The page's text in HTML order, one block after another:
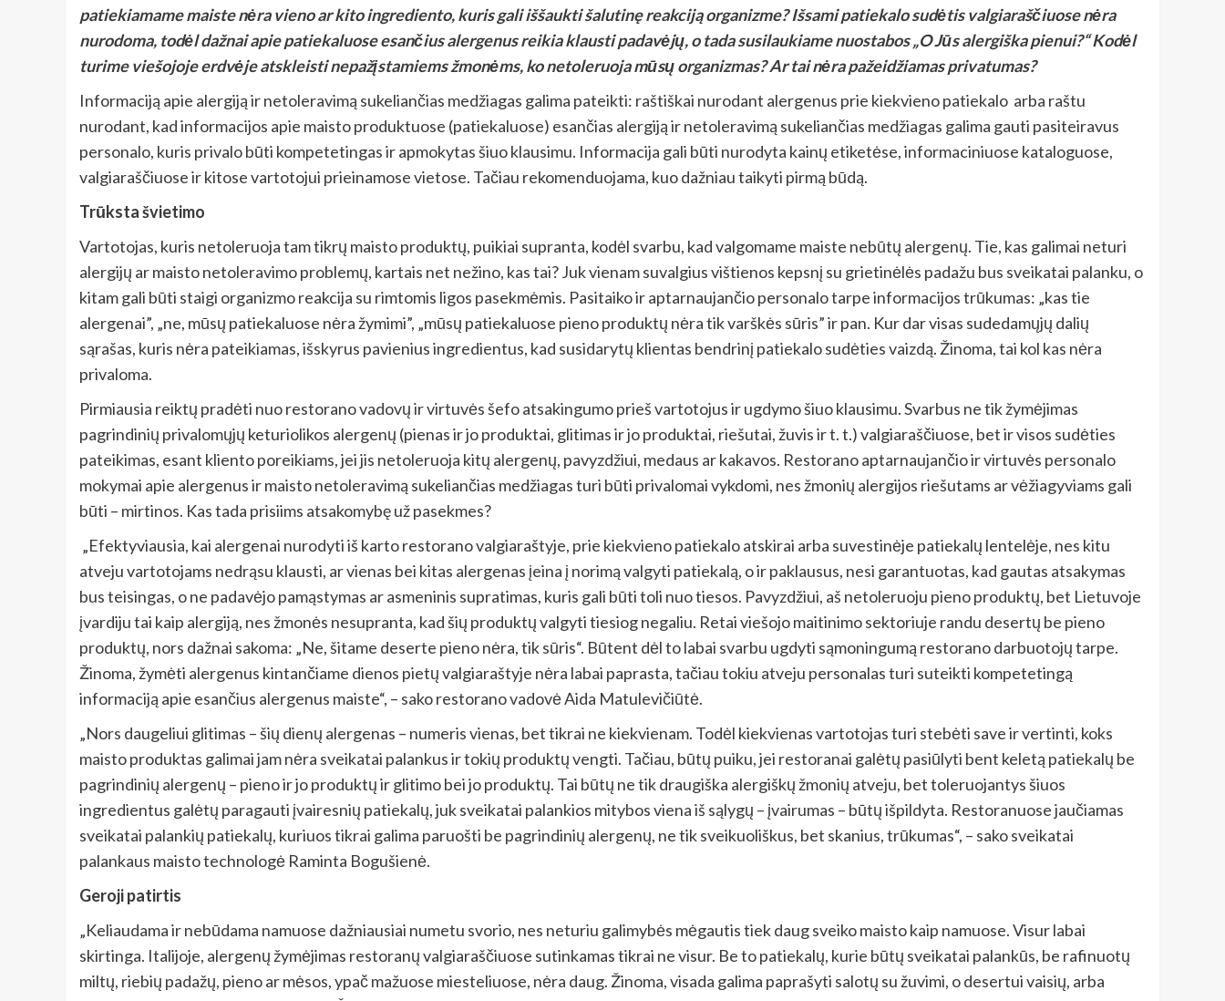
patiekiamame maiste nėra vieno ar kito ingrediento, kuris gali iššaukti šalutinę reakciją organizme? Išsami patiekalo sudėtis valgiaraščiuose nėra
nurodoma, todėl dažnai apie patiekaluose esančius alergenus reikia klausti padavėjų, o tada susilaukiame nuostabos „O Jūs alergiška pienui?“ Kodėl
turime viešojoje erdvėje atskleisti nepažįstamiems žmonėms, ko netoleruoja mūsų organizmas? Ar tai nėra pažeidžiamas privatumas?
Informaciją apie alergiją ir netoleravimą sukeliančias medžiagas galima pateikti: raštiškai nurodant alergenus prie kiekvieno patiekalo arba raštu
nurodant, kad informacijos apie maisto produktuose (patiekaluose) esančias alergiją ir netoleravimą sukeliančias medžiagas galima gauti pasiteiravus
personalo, kuris privalo būti kompetetingas ir apmokytas šiuo klausimu. Informacija gali būti nurodyta kainų etiketėse, informaciniuose kataloguose,
valgiaraščiuose ir kitose vartotojui prieinamose vietose. Tačiau rekomenduojama, kuo dažniau taikyti pirmą būdą.
Trūksta švietimo
Vartotojas, kuris netoleruoja tam tikrų maisto produktų, puikiai supranta, kodėl svarbu, kad valgomame maiste nebūtų alergenų. Tie, kas galimai neturi
alergijų ar maisto netoleravimo problemų, kartais net nežino, kas tai? Juk vienam suvalgius vištienos kepsnį su grietinėlės padažu bus sveikatai palanku, o
kitam gali būti staigi organizmo reakcija su rimtomis ligos pasekmėmis. Pasitaiko ir aptarnaujančio personalo tarpe informacijos trūkumas: „kas tie
alergenai”, „ne, mūsų patiekaluose nėra žymimi”, „mūsų patiekaluose pieno produktų nėra tik varškės sūris” ir pan. Kur dar visas sudedamųjų dalių
sąrašas, kuris nėra pateikiamas, išskyrus pavienius ingredientus, kad susidarytų klientas bendrinį patiekalo sudėties vaizdą. Žinoma, tai kol kas nėra
privaloma.
Pirmiausia reiktų pradėti nuo restorano vadovų ir virtuvės šefo atsakingumo prieš vartotojus ir ugdymo šiuo klausimu. Svarbus ne tik žymėjimas
pagrindinių privalomųjų keturiolikos alergenų (pienas ir jo produktai, glitimas ir jo produktai, riešutai, žuvis ir t. t.) valgiaraščiuose, bet ir visos sudėties
pateikimas, esant kliento poreikiams, jei jis netoleruoja kitų alergenų, pavyzdžiui, medaus ar kakavos. Restorano aptarnaujančio ir virtuvės personalo
mokymai apie alergenus ir maisto netoleravimą sukeliančias medžiagas turi būti privalomai vykdomi, nes žmonių alergijos riešutams ar vėžiagyviams gali
būti – mirtinos. Kas tada prisiims atsakomybę už pasekmes?
„Efektyviausia, kai alergenai nurodyti iš karto restorano valgiaraštyje, prie kiekvieno patiekalo atskirai arba suvestinėje patiekalų lentelėje, nes kitu
atveju vartotojams nedrąsu klausti, ar vienas bei kitas alergenas įeina į norimą valgyti patiekalą, o ir paklausus, nesi garantuotas, kad gautas atsakymas
bus teisingas, o ne padavėjo pamąstymas ar asmeninis supratimas, kuris gali būti toli nuo tiesos. Pavyzdžiui, aš netoleruoju pieno produktų, bet Lietuvoje
įvardiju tai kaip alergiją, nes žmonės nesupranta, kad šių produktų valgyti tiesiog negaliu. Retai viešojo maitinimo sektoriuje randu desertų be pieno
produktų, nors dažnai sakoma: „Ne, šitame deserte pieno nėra, tik sūris“. Būtent dėl to labai svarbu ugdyti sąmoningumą restorano darbuotojų tarpe.
Žinoma, žymėti alergenus kintančiame dienos pietų valgiaraštyje nėra labai paprasta, tačiau tokiu atveju personalas turi suteikti kompetetingą
informaciją apie esančius alergenus maiste“, – sako restorano vadovė Aida Matulevičiūtė.
„Nors daugeliui glitimas – šių dienų alergenas – numeris vienas, bet tikrai ne kiekvienam. Todėl kiekvienas vartotojas turi stebėti save ir vertinti, koks
maisto produktas galimai jam nėra sveikatai palankus ir tokių produktų vengti. Tačiau, būtų puiku, jei restoranai galėtų pasiūlyti bent keletą patiekalų be
pagrindinių alergenų – pieno ir jo produktų ir glitimo bei jo produktų. Tai būtų ne tik draugiška alergiškų žmonių atveju, bet toleruojantys šiuos
ingredientus galėtų paragauti įvairesnių patiekalų, juk sveikatai palankios mitybos viena iš sąlygų – įvairumas – būtų išpildyta. Restoranuose jaučiamas
sveikatai palankių patiekalų, kuriuos tikrai galima paruošti be pagrindinių alergenų, ne tik sveikuoliškus, bet skanius, trūkumas“, – sako sveikatai
palankaus maisto technologė Raminta Bogušienė.
Geroji patirtis
„Keliaudama ir nebūdama namuose dažniausiai numetu svorio, nes neturiu galimybės mėgautis tiek daug sveiko maisto kaip namuose. Visur labai
skirtinga. Italijoje, alergenų žymėjimas restoranų valgiaraščiuose sutinkamas tikrai ne visur. Be to patiekalų, kurie būtų sveikatai palankūs, be rafinuotų
miltų, riebių padažų, pieno ar mėsos, ypač mažuose miesteliuose, nėra daug. Žinoma, visada galima paprašyti salotų su žuvimi, o desertui vaisių, arba